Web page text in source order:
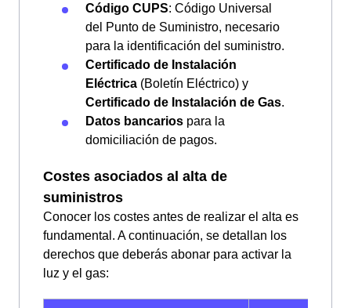
Código CUPS: Código Universal
del Punto de Suministro, necesario
para la identificación del suministro.
Certificado de Instalación
Eléctrica (Boletín Eléctrico) y
Certificado de Instalación de Gas.
Datos bancarios para la
domiciliación de pagos.
Costes asociados al alta de
suministros
Conocer los costes antes de realizar el alta es
fundamental. A continuación, se detallan los
derechos que deberás abonar para activar la
luz y el gas: